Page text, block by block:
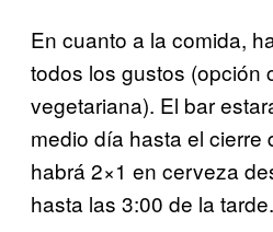
En cuanto a la comida,
todos los gustos (opción
vegetariana). El bar
medio día hasta el cierre
habrá 2×1 en cerveza
hasta las 3:00 de la tarde.